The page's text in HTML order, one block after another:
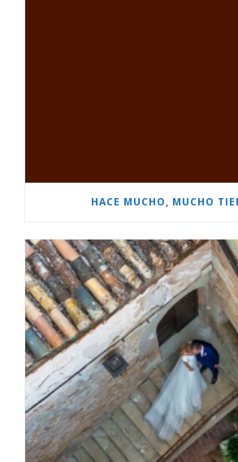
HACE MUCHO, MUCHO